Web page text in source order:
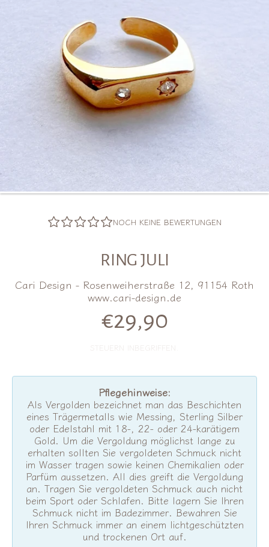
NOCH KEINE BEWERTUNGEN
RING JULI
Cari Design - Rosenweiherstraße 12, 91154 Roth
www.cari-design.de
Normalpreis
€29,90
Pflegehinweise:
Als Vergolden bezeichnet man das Beschichten
eines Trägermetalls wie Messing, Sterling Silber
oder Edelstahl mit 18-, 22- oder 24-karätigem
Gold. Um die Vergoldung möglichst lange zu
erhalten sollten Sie vergoldeten Schmuck nicht
im Wasser tragen sowie keinen Chemikalien oder
Parfüm aussetzen. All dies greift die Vergoldung
an. Tragen Sie vergoldeten Schmuck auch nicht
beim Sport oder Schlafen. Bitte lagern Sie Ihren
Schmuck nicht im Badezimmer. Bewahren Sie
Ihren Schmuck immer an einem lichtgeschützten
und trockenen Ort auf.